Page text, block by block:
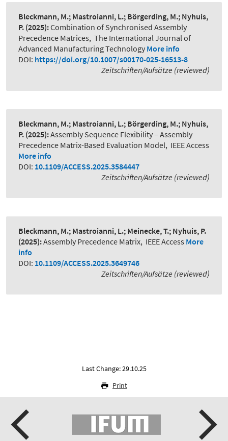
Bleckmann, M.; Mastroianni, L.; Börgerding, M.; Nyhuis,
P. (2025):Combination of Synchronised Assembly
Precedence Matrices, The International Journal of
Advanced Manufacturing Technology More info
DOI: https://doi.org/10.1007/s00170-025-16513-8
Zeitschriften/Aufsätze (reviewed)
Bleckmann, M.; Mastroianni, L.; Börgerding, M.; Nyhuis,
P. (2025):Assembly Sequence Flexibility – Assembly
Precedence Matrix-Based Evaluation Model, IEEE Access
More info
DOI: 10.1109/ACCESS.2025.3584447
Zeitschriften/Aufsätze (reviewed)
Bleckmann, M.; Mastroianni, L.; Meinecke, T.; Nyhuis, P.
(2025):Assembly Precedence Matrix, IEEE Access More
info
DOI: 10.1109/ACCESS.2025.3649746
Zeitschriften/Aufsätze (reviewed)
Last Change: 29.10.25
Print